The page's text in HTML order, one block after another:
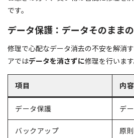
です。
データ保護：データそのまま
修理で心配なデータ消去の不安を解消
アではデータを消さずに修理を行います
項目 内容
データ保護 デ
バックアップ 原